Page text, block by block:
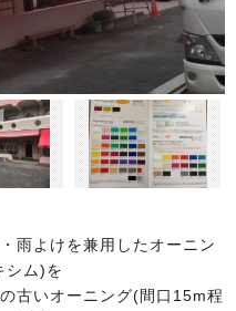
雨よけを兼用したオーニン
シム)を
古いオーニング(間口15m程